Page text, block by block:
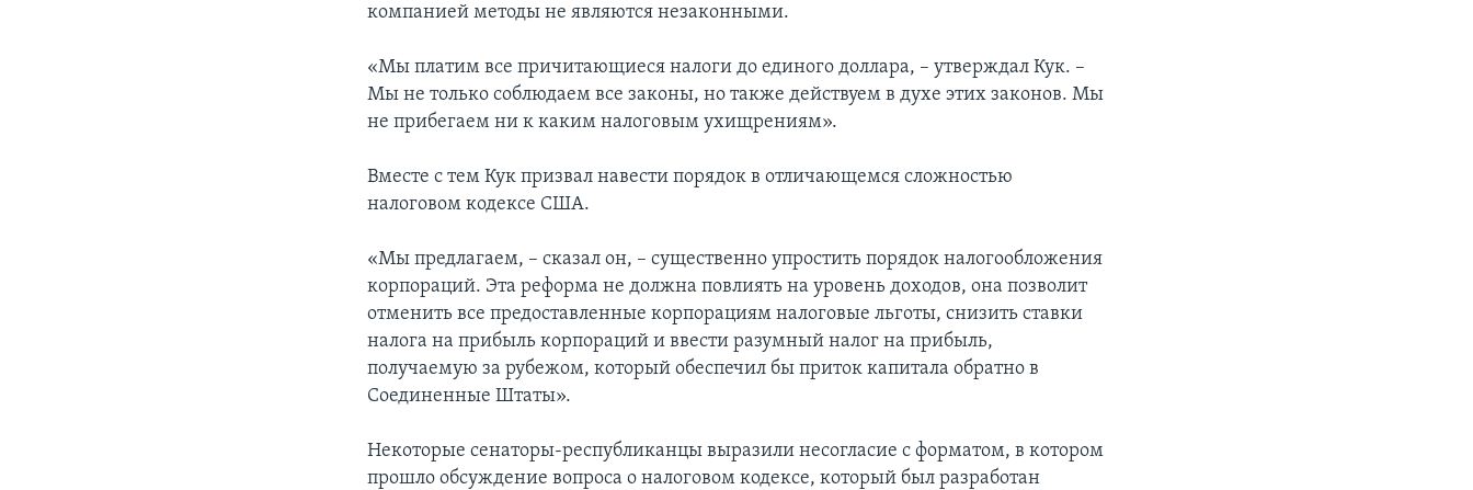
компанией методы не являются незаконными.
«Мы платим все причитающиеся налоги до единого доллара, – утверждал Кук. –
Мы не только соблюдаем все законы, но также действуем в духе этих законов. Мы
не прибегаем ни к каким налоговым ухищрениям».
Вместе с тем Кук призвал навести порядок в отличающемся сложностью
налоговом кодексе США.
«Мы предлагаем, – сказал он, – существенно упростить порядок налогообложения
корпораций. Эта реформа не должна повлиять на уровень доходов, она позволит
отменить все предоставленные корпорациям налоговые льготы, снизить ставки
налога на прибыль корпораций и ввести разумный налог на прибыль,
получаемую за рубежом, который обеспечил бы приток капитала обратно в
Соединенные Штаты».
Некоторые сенаторы-республиканцы выразили несогласие с форматом, в котором
прошло обсуждение вопроса о налоговом кодексе, который был разработан